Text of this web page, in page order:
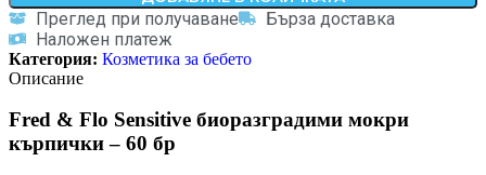
Преглед при получаване
Бърза доставка
Наложен платеж
Категория: Козметика за бебето
Описание
Fred & Flo Sensitive биоразградими мокри
кърпички – 60 бр